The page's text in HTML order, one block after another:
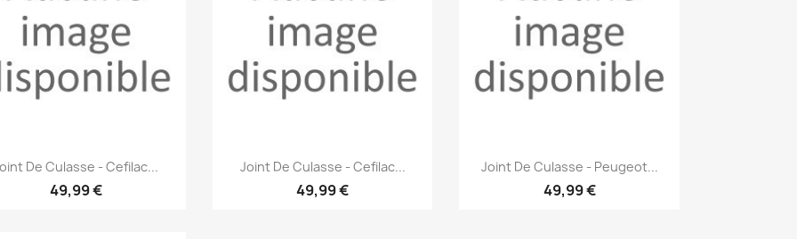
Aperçu rapide
De Culasse - Cefilac...
49,99 €
Aperçu rapide
Joint De Culasse - Cefilac...
49,99 €
Aperçu rapide
Joint De Culasse - Peugeot...
49,99 €